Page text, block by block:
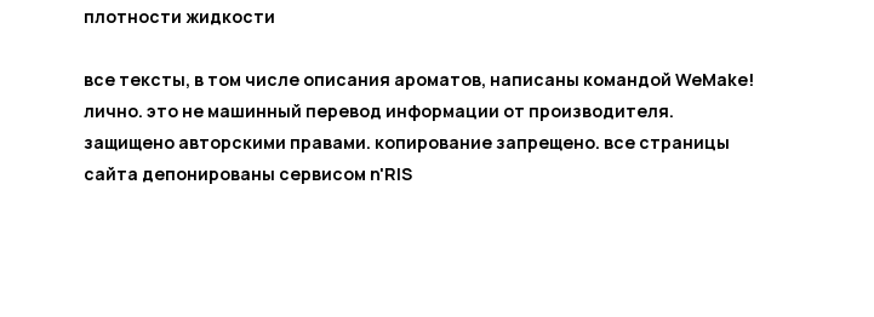
плотности жидкости
все тексты, в том числе описания ароматов, написаны командой WeMake!
лично. это не машинный перевод информации от производителя.
защищено авторскими правами. копирование запрещено. все страницы
сайта депонированы сервисом n'RIS